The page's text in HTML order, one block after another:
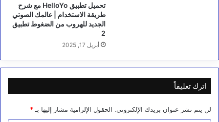
تحميل تطبيق HelloYo مع شرح
طريقة الاستخدام | عالمك الصوتي
الجديد للهروب من الضغوط تطبيق
2
أبريل 17, 2025
اترك تعليقاً
لن يتم نشر عنوان بريدك الإلكتروني. الحقول الإلزامية مشار إليها بـ *